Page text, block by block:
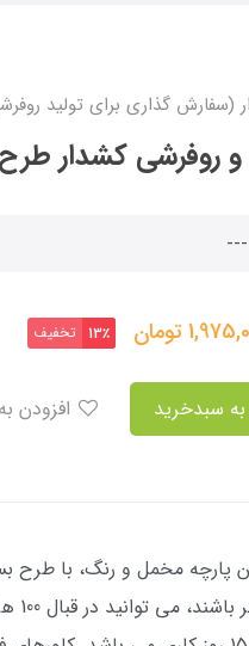
(سفارش گذاری برای تولید
روفرشی کشدار طرح
تومان 13٪ تخفیف